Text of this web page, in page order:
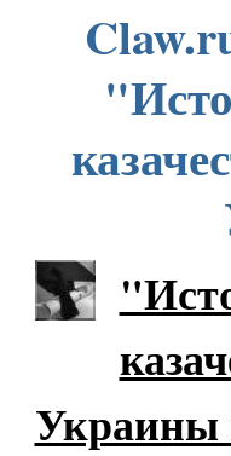
Украины